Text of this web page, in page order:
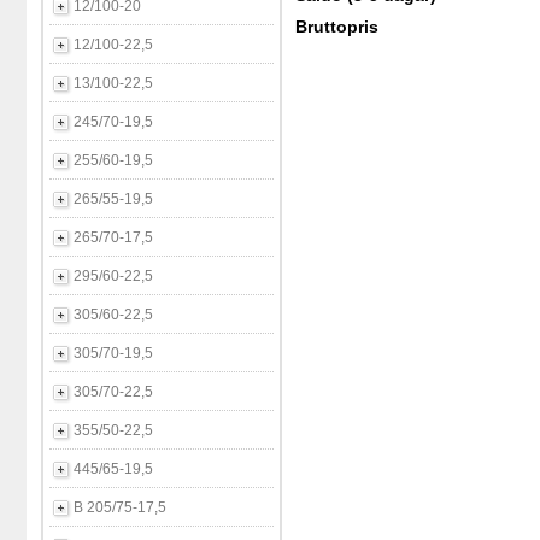
12/100-20
12/100-22,5
13/100-22,5
245/70-19,5
255/60-19,5
265/55-19,5
265/70-17,5
295/60-22,5
305/60-22,5
305/70-19,5
305/70-22,5
355/50-22,5
445/65-19,5
B 205/75-17,5
Bruttopris